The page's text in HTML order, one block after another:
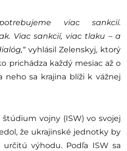
viac sankcií.
Viac sankcií, viac tlaku – a
vyhlásil Zelenskyj, ktorý
prichádza každý mesiac až o
neho sa krajina blíži k vážnej
vojny (ISW) vo svojej
že ukrajinské jednotky by
výhodu. Podľa ISW sa